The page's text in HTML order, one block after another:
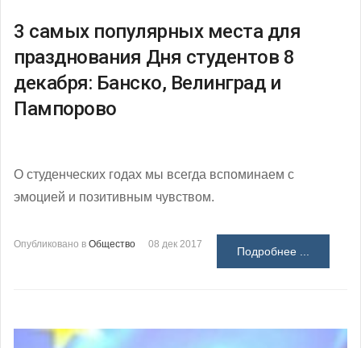
3 самых популярных места для
празднования Дня студентов 8
декабря: Банско, Велинград и
Пампорово
О студенческих годах мы всегда вспоминаем с
эмоцией и позитивным чувством.
Опубликовано в Общество 08 дек 2017
Подробнее ...